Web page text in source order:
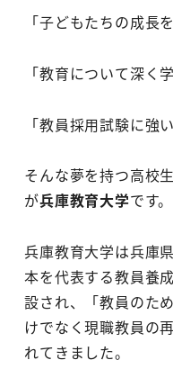
「子どもたちの成長
「教育について深く
「教員採用試験に強
そんな夢を持つ高校
が兵庫教育大学です。
兵庫教育大学は兵庫
本を代表する教員養
設され、「教員のた
けでなく現職教員の
れてきました。